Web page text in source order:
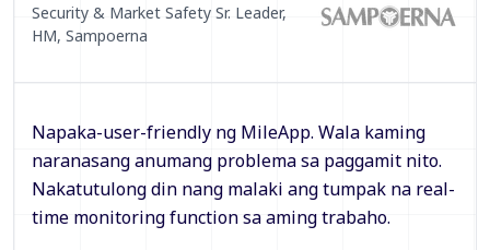
Security & Market Safety Sr. Leader,
HM, Sampoerna
Napaka-user-friendly ng MileApp. Wala kaming
naranasang anumang problema sa paggamit nito.
Nakatutulong din nang malaki ang tumpak na real-
time monitoring function sa aming trabaho.